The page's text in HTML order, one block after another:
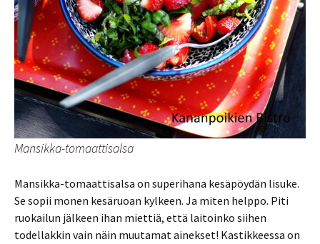
Mansikka-tomaattisalsa
Mansikka-tomaattisalsa on superihana kesäpöydän lisuke.
Se sopii monen kesäruoan kylkeen. Ja miten helppo. Piti
ruokailun jälkeen ihan miettiä, että laitoinko siihen
todellakkin vain näin muutamat ainekset! Kastikkeessa on